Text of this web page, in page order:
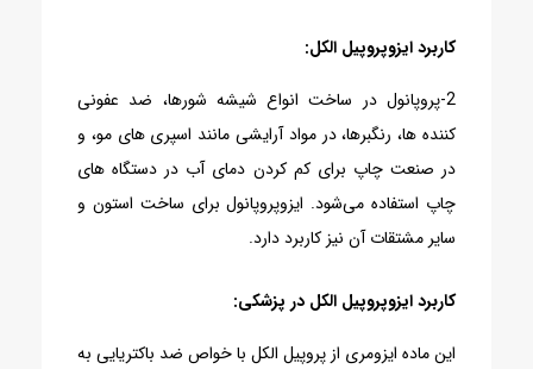
کاربرد ایزوپروپیل الکل:
2-پروپانول در ساخت انواع شیشه شورها، ضد عفونی
کننده ها، رنگبرها، در مواد آرایشی مانند اسپری های مو، و
در صنعت چاپ برای کم کردن دمای آب در دستگاه های
چاپ استفاده می‌شود. ایزوپروپانول برای ساخت استون و
سایر مشتقات آن نیز کاربرد دارد.
کاربرد ایزوپروپیل الکل در پزشکی:
این ماده ایزومری از پروپیل الکل با خواص ضد باکتریایی به